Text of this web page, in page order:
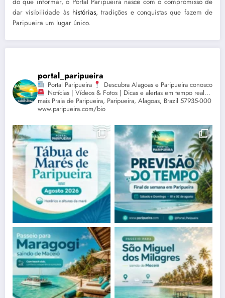
dar visibilidade às histórias, tradições e conquistas que fazem de
Paripueira um lugar único.
portal_paripueira
Portal Paripueira
Descubra Alagoas e Paripueira conosco
Notícias | Vídeos & Fotos | Dicas e alertas em tempo real...
mais Praia de Paripueira, Paripueira, Alagoas, Brazil 57935-000
www.paripueira.com/bio